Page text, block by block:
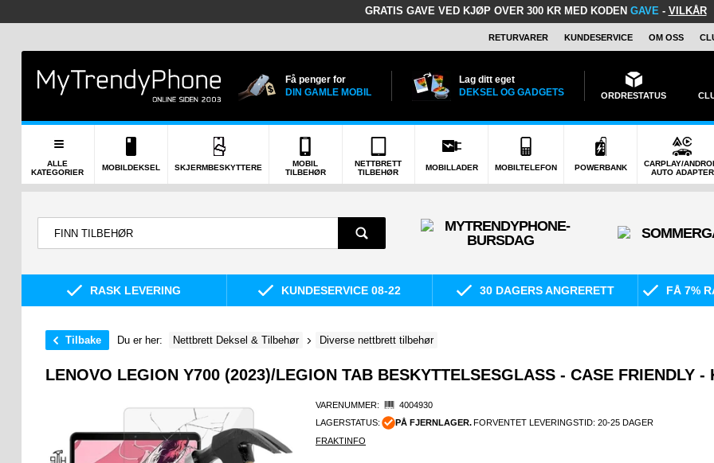
GRATIS GAVE VED KJØP OVER 300 KR MED KODEN GAVE- VILKÅR
RETURVARER KUNDESERVICE OM OSS
Få penger for
DIN GAMLE MOBIL
Lag ditt eget
DEKSEL OG GADGETS
ORDRESTATUS
ALLE
KATEGORIER
MOBILDEKSEL SKJERMBESKYTTERE
MOBIL
TILBEHØR
NETTBRETT
TILBEHØR
MOBILLADER MOBILTELEFON POWERBANK
CARPLAY/
AUTO ADAPTER
RASK LEVERING KUNDESERVICE 08-22 30 DAGERS ANGRERETT FÅ 7%
Tilbake Du er her: Nettbrett Deksel & Tilbehør Diverse nettbrett tilbehør
LENOVO LEGION Y700 (2023)/LEGION TAB BESKYTTELSESGLASS - CASE FRIENDLY -
VARENUMMER:
4004930
LAGERSTATUS:
PÅ FJERNLAGER. FORVENTET LEVERINGSTID: 20-25 DAGER
FRAKTINFO